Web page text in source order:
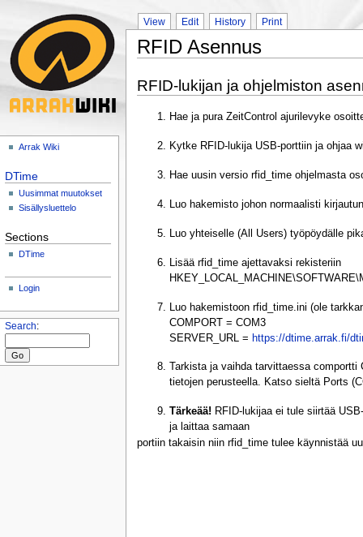
Arrak Wiki
DTime
Uusimmat muutokset
Sisällysluettelo
Sections
DTime
Login
Search:
View Edit History Print
RFID Asennus
RFID-lukijan ja ohjelmiston
Hae ja pura ZeitControl ajurilevyke
Kytke RFID-lukija USB-porttiin ja ohjaa
Hae uusin versio rfid_time ohjelmasta
Luo hakemisto johon normaalisti
Luo yhteiselle (All Users) työpöydälle
Lisää rfid_time ajettavaksi rekisteriin
Luo hakemistoon rfid_time.ini (ole
COMPORT = COM3
SERVER_URL = https://dtime.arrak.fi/
Tarkista ja vaihda tarvittaessa
tietojen perusteella. Katso sieltä Ports
Tärkeää! RFID-lukijaa ei tule siirtää
ja laittaa samaan
portiin takaisin niin rfid_time tulee käynnistää